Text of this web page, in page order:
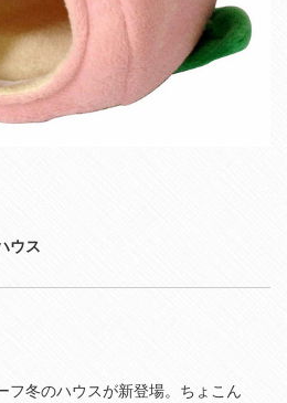
ウス
フ冬のハウスが新登場。ちょこん